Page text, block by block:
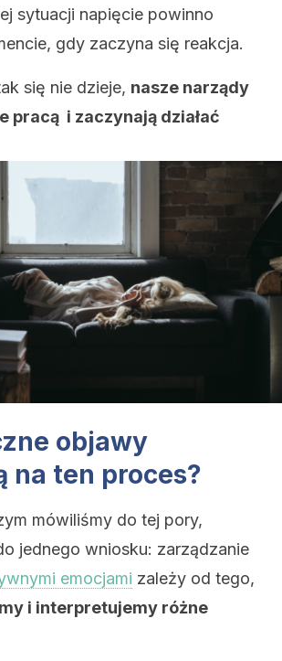
sytuacji napięcie powinno
gdy zaczyna się reakcja.
się nie dzieje, nasze narządy
pracą i zaczynają działać
objawy
na ten proces?
mówiliśmy do tej pory,
jednego wniosku: zarządzanie
emocjami zależy od tego,
i interpretujemy różne